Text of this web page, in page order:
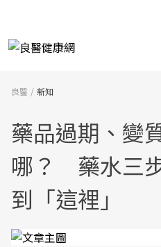
良醫 新知
藥品過期、變
哪？ 藥水三
到「這裡」